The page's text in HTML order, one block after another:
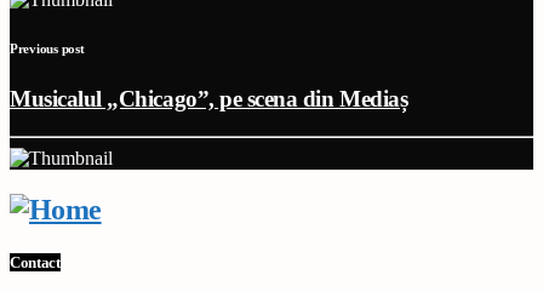
Previous post
Musicalul „Chicago”, pe scena din Mediaș
Contact